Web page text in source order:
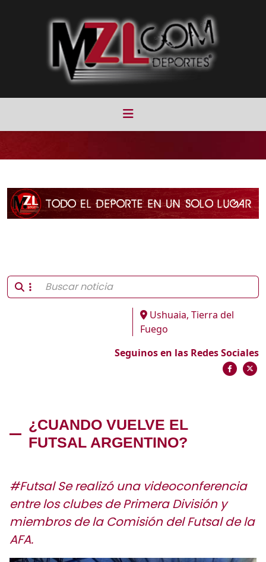
Ushuaia, Tierra del
Fuego
Seguinos en las Redes Sociales
¿CUANDO VUELVE EL
FUTSAL ARGENTINO?
#Futsal Se realizó una videoconferencia
entre los clubes de Primera División y
miembros de la Comisión del Futsal de la
AFA.